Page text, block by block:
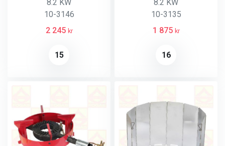
8.2 KW
10-3146
2 245 kr
15
8.2 KW
10-3135
1 875 kr
16